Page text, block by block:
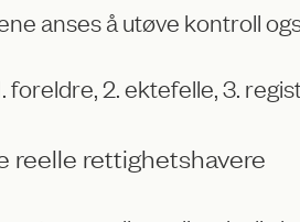
anses å utøve kontroll
2. ektefelle, 3.
reelle rettighetshavere